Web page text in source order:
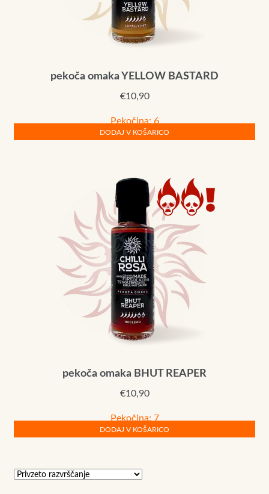
pekoča omaka YELLOW BASTARD
€10,90
Pekočina: 6
DODAJ V KOŠARICO
pekoča omaka BHUT REAPER
€10,90
Pekočina: 7
DODAJ V KOŠARICO